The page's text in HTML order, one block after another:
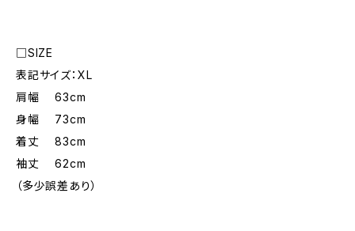
□SIZE
表記サイズ：XL
肩幅 63cm
身幅 73cm
着丈 83cm
袖丈 62cm
（多少誤差あり）